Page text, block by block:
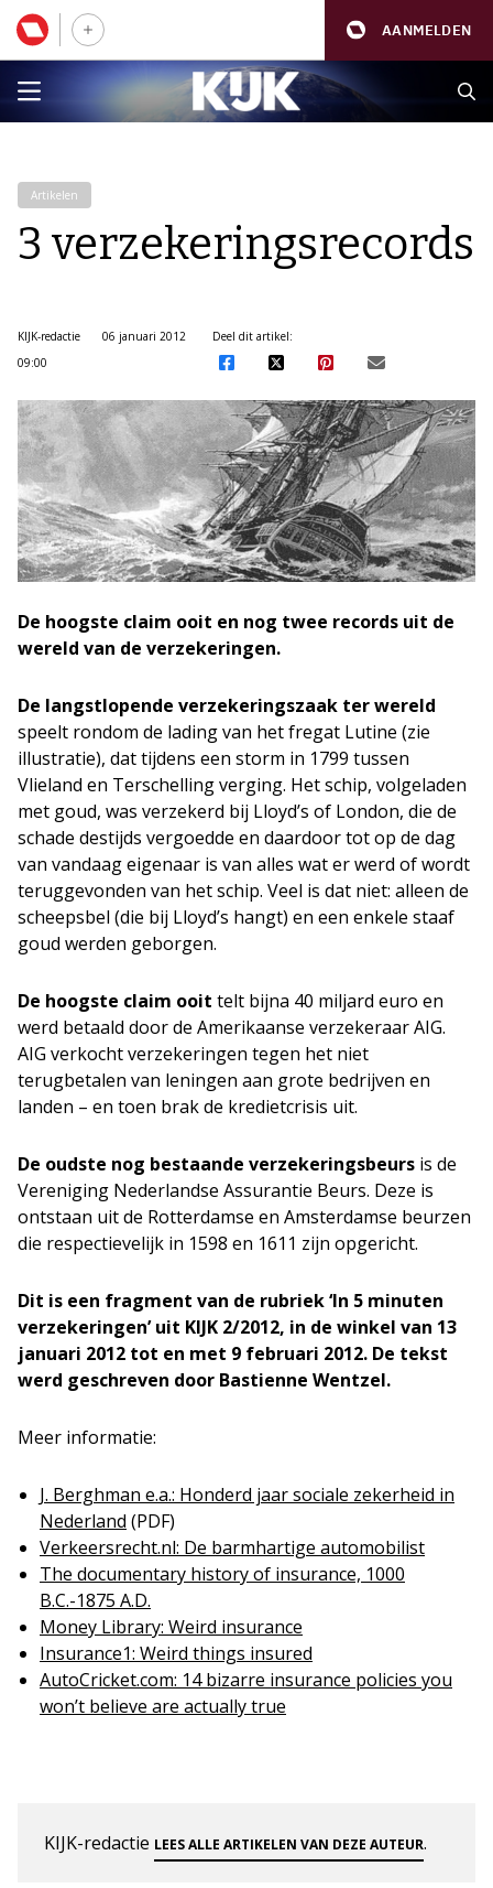
AANMELDEN
Artikelen
3 verzekeringsrecords
KIJK-redactie
06 januari 2012
09:00
Deel dit artikel:
De hoogste claim ooit en nog twee records uit de
wereld van de verzekeringen.
De langstlopende verzekeringszaak ter wereld
speelt rondom de lading van het fregat Lutine (zie
illustratie), dat tijdens een storm in 1799 tussen
Vlieland en Terschelling verging. Het schip, volgeladen
met goud, was verzekerd bij Lloyd’s of London, die de
schade destijds vergoedde en daardoor tot op de dag
van vandaag eigenaar is van alles wat er werd of wordt
teruggevonden van het schip. Veel is dat niet: alleen de
scheepsbel (die bij Lloyd’s hangt) en een enkele staaf
goud werden geborgen.
De hoogste claim ooit telt bijna 40 miljard euro en
werd betaald door de Amerikaanse verzekeraar AIG.
AIG verkocht verzekeringen tegen het niet
terugbetalen van leningen aan grote bedrijven en
landen – en toen brak de kredietcrisis uit.
De oudste nog bestaande verzekeringsbeurs is de
Vereniging Nederlandse Assurantie Beurs. Deze is
ontstaan uit de Rotterdamse en Amsterdamse beurzen
die respectievelijk in 1598 en 1611 zijn opgericht.
Dit is een fragment van de rubriek ‘In 5 minuten
verzekeringen’ uit KIJK 2/2012, in de winkel van 13
januari 2012 tot en met 9 februari 2012. De tekst
werd geschreven door Bastienne Wentzel.
Meer informatie:
J. Berghman e.a.: Honderd jaar sociale zekerheid in
Nederland (PDF)
Verkeersrecht.nl: De barmhartige automobilist
The documentary history of insurance, 1000
B.C.-1875 A.D.
Money Library: Weird insurance
Insurance1: Weird things insured
AutoCricket.com: 14 bizarre insurance policies you
won’t believe are actually true
KIJK-redactie LEES ALLE ARTIKELEN VAN DEZE AUTEUR.